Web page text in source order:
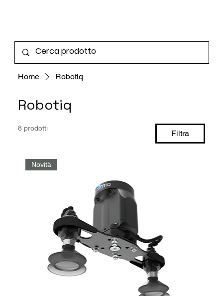
Home Robotiq
Robotiq
8 prodotti
Filtra
Novità